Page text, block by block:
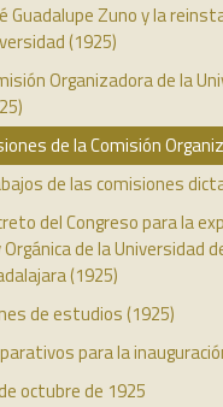
Guadalupe Zuno y la
(1925)
Organizadora de la
de la Comisión
de las comisiones
del Congreso para la
Orgánica de la Universidad
(1925)
de estudios (1925)
para la
octubre de 1925